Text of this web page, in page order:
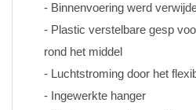
- Binnenvoering werd
- Plastic verstelbare gesp
rond het middel
- Luchtstroming door het
- Ingewerkte hanger